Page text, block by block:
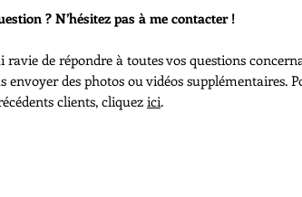
? N’hésitez pas à me contacter !
ravie de répondre à toutes vos questions
envoyer des photos ou vidéos supplémentaires.
clients, cliquez ici.